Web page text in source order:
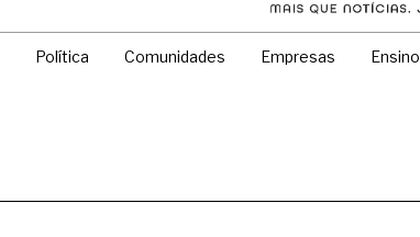
Política Comunidades Empresas Ensino